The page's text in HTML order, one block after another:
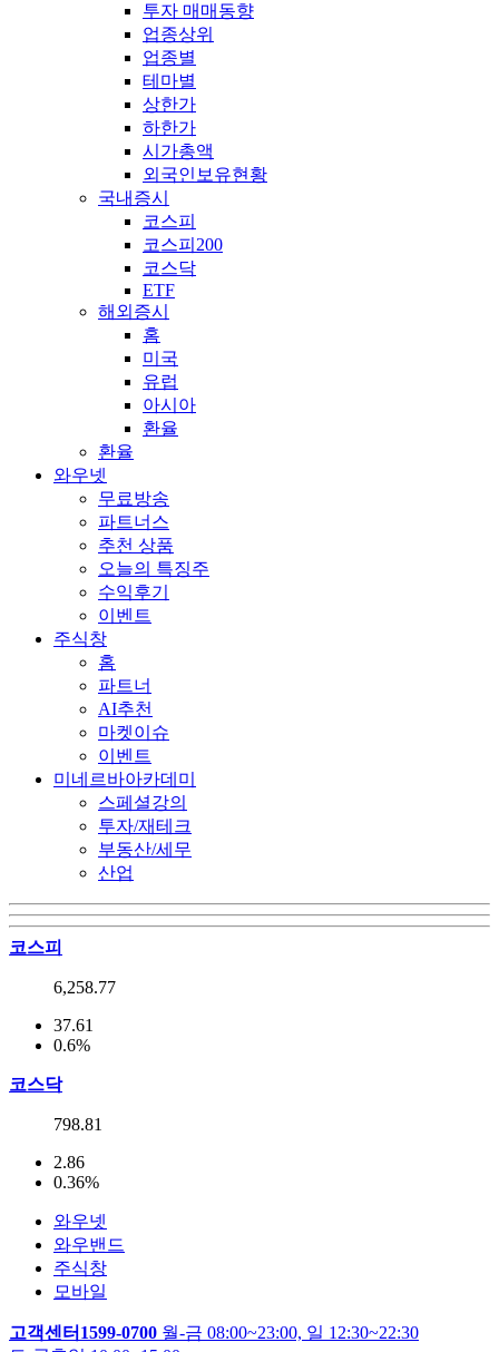
투자 매매동향
업종상위
업종별
테마별
상한가
하한가
시가총액
외국인보유현황
국내증시
코스피
코스피200
코스닥
ETF
해외증시
홈
미국
유럽
아시아
환율
환율
와우넷
무료방송
파트너스
추천 상품
오늘의 특징주
수익후기
이벤트
주식창
홈
파트너
AI추천
마켓이슈
이벤트
미네르바아카데미
스페셜강의
투자/재테크
부동산/세무
산업
코스피
6,258.77
37.61
0.6%
코스닥
798.81
2.86
0.36%
와우넷
와우밴드
주식창
모바일
고객센터 1599-0700 월-금 08:00~23:00, 일 12:30~22:30